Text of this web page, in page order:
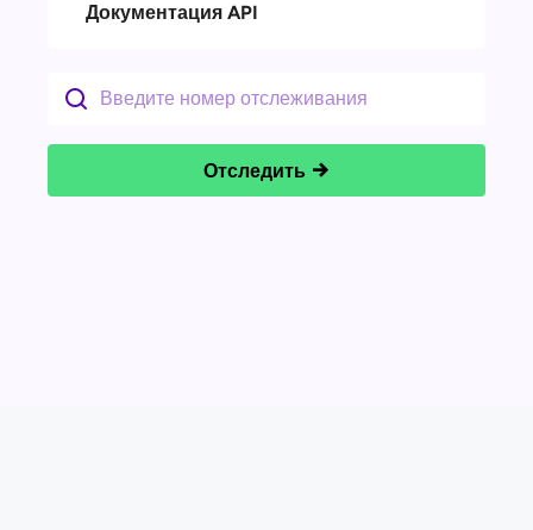
Документация API
Отследить